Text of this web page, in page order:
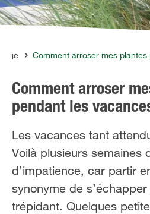
Thèmes
Qui sommes-nous ?
Promotions
Comment arroser mes
Comment arroser
pendant les
Les vacances tant
Voilà plusieurs semaines
d’impatience, car partir
synonyme de
trépidant. Quelques